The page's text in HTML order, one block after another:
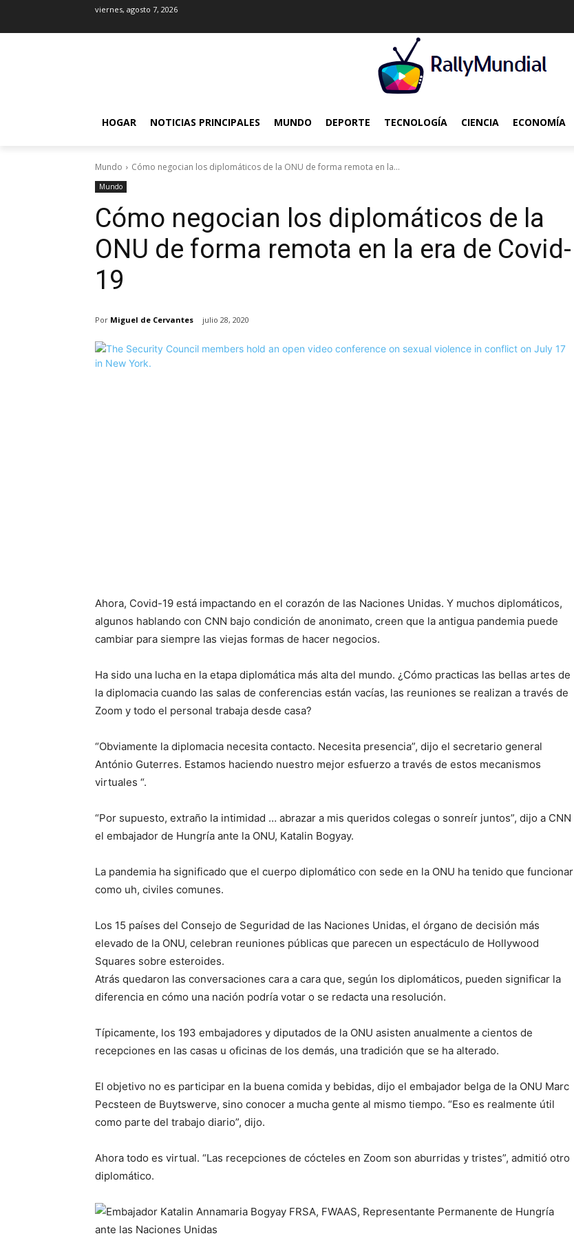
viernes, agosto 7, 2026
HOGAR NOTICIAS PRINCIPALES MUNDO DEPORTE TECNOLOGÍA CIENCIA ECONOMÍA
Mundo Cómo negocian los diplomáticos de la ONU de forma remota en la...
Mundo
Cómo negocian los diplomáticos de la
ONU de forma remota en la era de Covid-
19
Por Miguel de Cervantes julio 28, 2020
Ahora, Covid-19 está impactando en el corazón de las Naciones Unidas. Y muchos diplomáticos,
algunos hablando con CNN bajo condición de anonimato, creen que la antigua pandemia puede
cambiar para siempre las viejas formas de hacer negocios.
Ha sido una lucha en la etapa diplomática más alta del mundo. ¿Cómo practicas las bellas artes de
la diplomacia cuando las salas de conferencias están vacías, las reuniones se realizan a través de
Zoom y todo el personal trabaja desde casa?
“Obviamente la diplomacia necesita contacto. Necesita presencia”, dijo el secretario general
António Guterres. Estamos haciendo nuestro mejor esfuerzo a través de estos mecanismos
virtuales “.
“Por supuesto, extraño la intimidad … abrazar a mis queridos colegas o sonreír juntos”, dijo a CNN
el embajador de Hungría ante la ONU, Katalin Bogyay.
La pandemia ha significado que el cuerpo diplomático con sede en la ONU ha tenido que funcionar
como uh, civiles comunes.
Los 15 países del Consejo de Seguridad de las Naciones Unidas, el órgano de decisión más
elevado de la ONU, celebran reuniones públicas que parecen un espectáculo de Hollywood
Squares sobre esteroides.
Atrás quedaron las conversaciones cara a cara que, según los diplomáticos, pueden significar la
diferencia en cómo una nación podría votar o se redacta una resolución.
Típicamente, los 193 embajadores y diputados de la ONU asisten anualmente a cientos de
recepciones en las casas u oficinas de los demás, una tradición que se ha alterado.
El objetivo no es participar en la buena comida y bebidas, dijo el embajador belga de la ONU Marc
Pecsteen de Buytswerve, sino conocer a mucha gente al mismo tiempo. “Eso es realmente útil
como parte del trabajo diario”, dijo.
Ahora todo es virtual. “Las recepciones de cócteles en Zoom son aburridas y tristes”, admitió otro
diplomático.